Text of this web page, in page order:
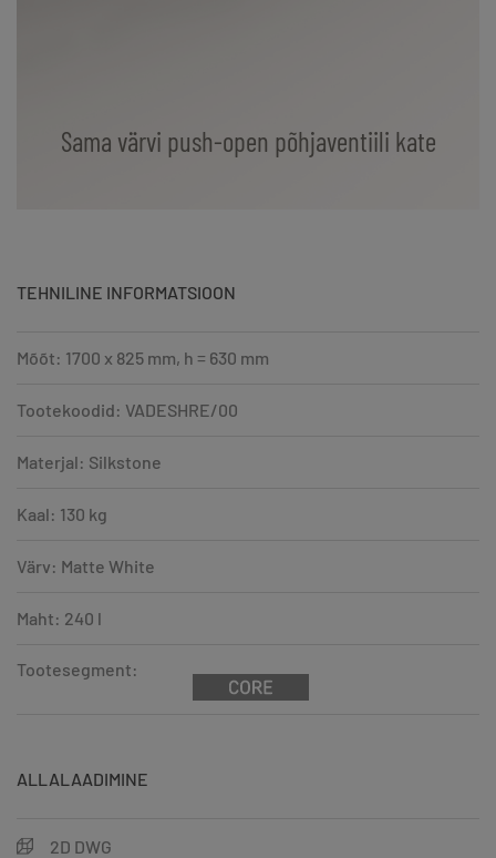
Sama värvi push-open põhjaventiili kate
TEHNILINE INFORMATSIOON
Mõõt: 1700 x 825 mm, h = 630 mm
Tootekoodid: VADESHRE/00
Materjal: Silkstone
Kaal: 130 kg
Värv: Matte White
Maht: 240 l
Tootesegment:
ALLALAADIMINE
2D DWG